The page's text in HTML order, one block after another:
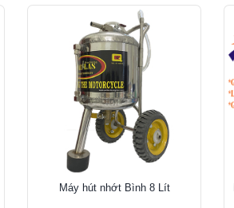
Máy hút nhớt Bình 8 Lít